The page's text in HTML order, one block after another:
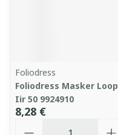
Foliodress
Foliodress Masker Loop
Iir 50 9924910
8,28 €